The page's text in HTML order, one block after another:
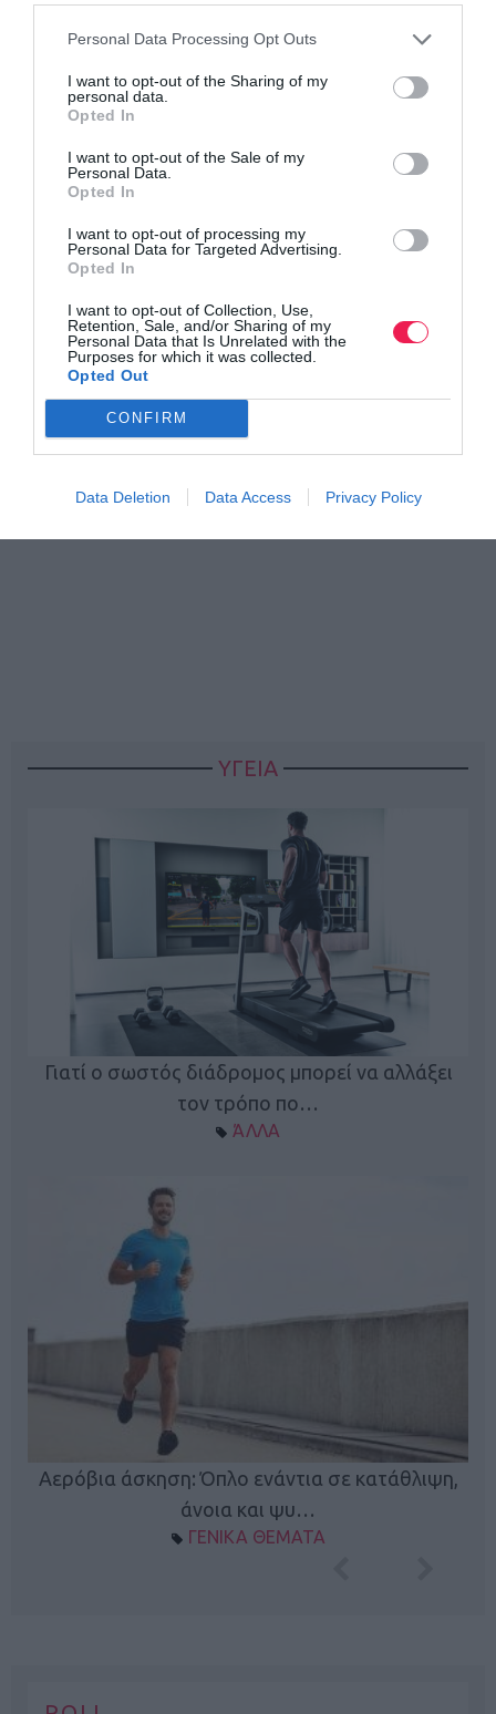
Personal Data Processing Opt Outs
I want to opt-out of the Sharing of my
personal data.
Opted In
I want to opt-out of the Sale of my
Personal Data.
Opted In
I want to opt-out of processing my
Personal Data for Targeted Advertising.
Opted In
I want to opt-out of Collection, Use,
Retention, Sale, and/or Sharing of my
Personal Data that Is Unrelated with the
Purposes for which it was collected.
Opted Out
CONFIRM
Data Deletion Data Access Privacy Policy
ΥΓΕΙΑ
Γιατί ο σωστός διάδρομος μπορεί να αλλάξει
τον τρόπο πο…
ΆΛΛΑ
Αερόβια άσκηση: Όπλο ενάντια σε κατάθλιψη,
άνοια και ψυ…
ΓΕΝΙΚΑ ΘΕΜΑΤΑ